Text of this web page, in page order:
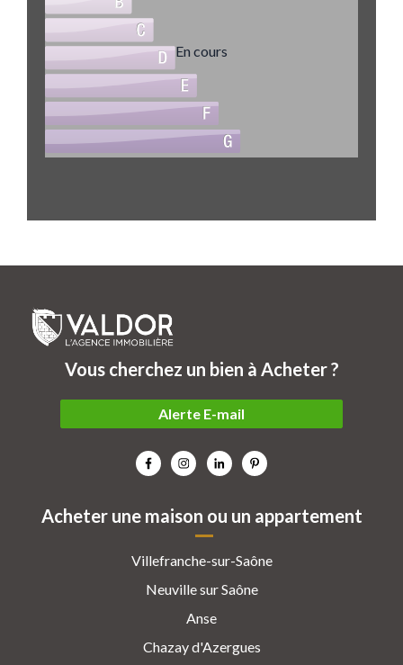
En cours
Acheter une maison ou un appartement
Villefranche-sur-Saône
Neuville sur Saône
Anse
Chazay d'Azergues
Vous cherchez un bien à Acheter ?
Alerte E-mail